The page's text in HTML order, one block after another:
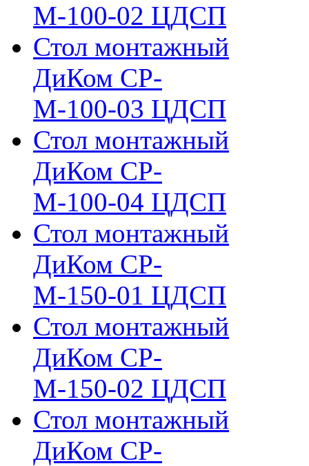
М-100-02 ЦДСП
Стол монтажный
ДиКом СР-
М-100-03 ЦДСП
Стол монтажный
ДиКом СР-
М-100-04 ЦДСП
Стол монтажный
ДиКом СР-
М-150-01 ЦДСП
Стол монтажный
ДиКом СР-
М-150-02 ЦДСП
Стол монтажный
ДиКом СР-